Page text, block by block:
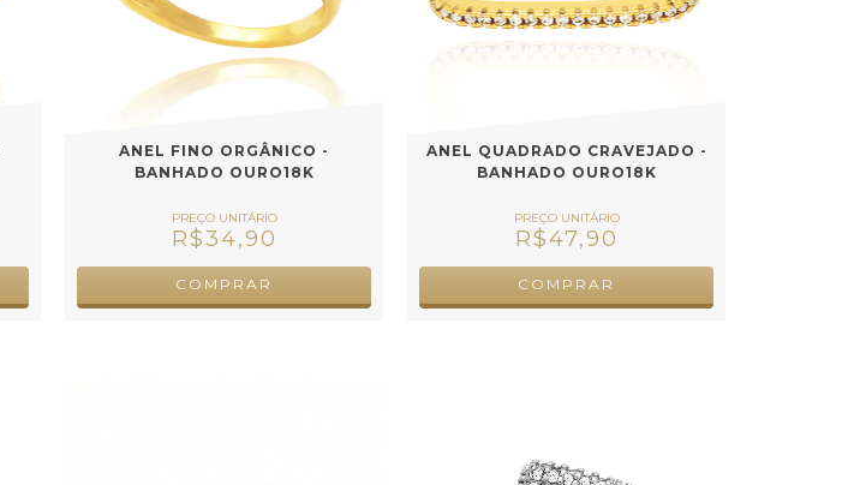
ANEL FINO ORGÂNICO -
BANHADO OURO18K
R$34,90
COMPRAR
ANEL QUADRADO CRAVEJADO -
BANHADO OURO18K
R$47,90
COMPRAR